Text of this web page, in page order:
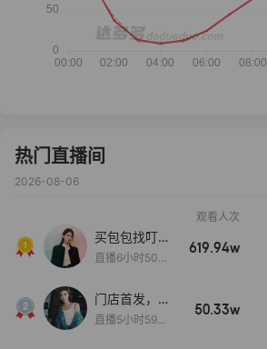
热门直播间
2026-08-06
观看人次
买包包找叮
当,一折购！
直播6小时50分
619.94w
门店首发，秋
款大上新！！
直播5小时59分
50.33w